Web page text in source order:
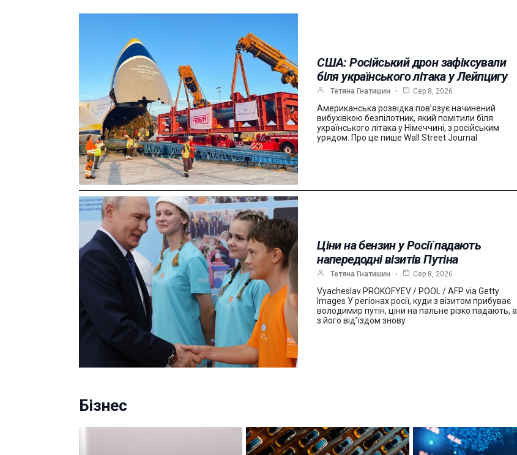
США: Російський дрон зафіксували
біля українського літака у Лейпцигу
Тетяна Гнатишин Сер 8, 2026
Американська розвідка пов’язує начинений
вибухівкою безпілотник, який помітили біля
українського літака у Німеччині, з російським
урядом. Про це пише Wall Street Journal
Ціни на бензин у Росії падають
напередодні візитів Путіна
Тетяна Гнатишин Сер 8, 2026
Vyacheslav PROKOFYEV / POOL / AFP via Getty
Images У регіонах росії, куди з візитом прибуває
володимир путін, ціни на пальне різко падають, а
з його від’їздом знову
Бізнес